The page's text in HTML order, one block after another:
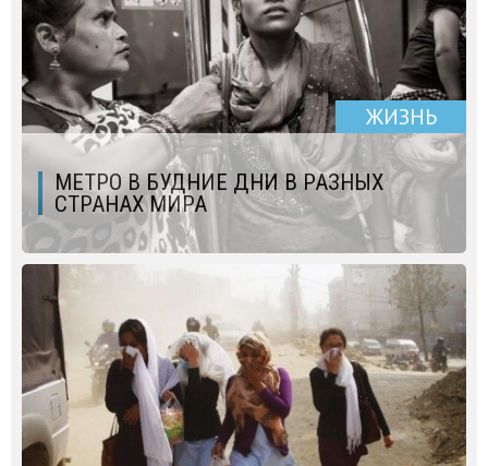
ЖИЗНЬ
МЕТРО В БУДНИЕ ДНИ В РАЗНЫХ
СТРАНАХ МИРА